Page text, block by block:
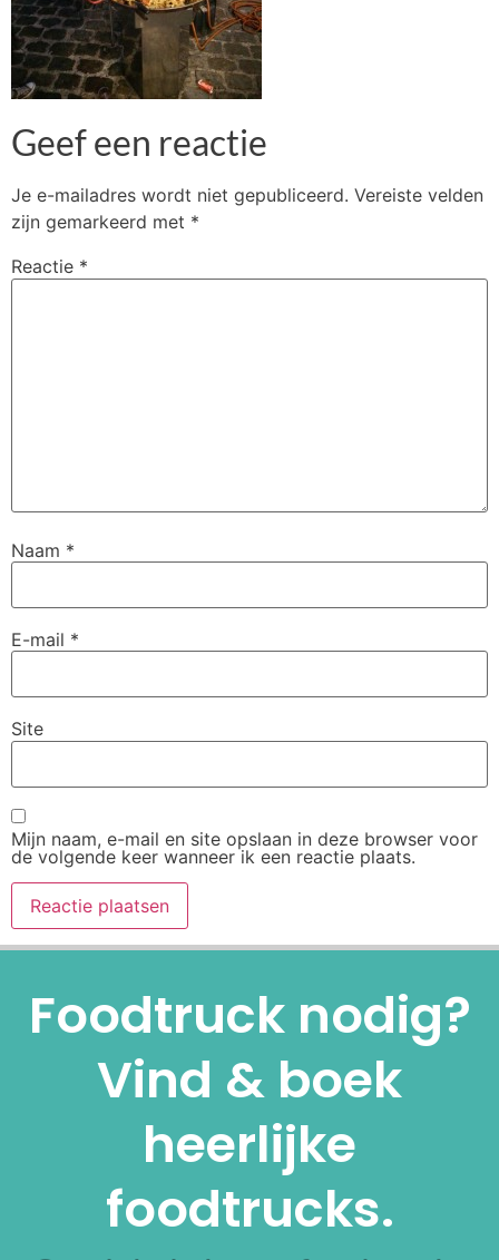
Geef een reactie
Je e-mailadres wordt niet gepubliceerd. Vereiste velden
zijn gemarkeerd met *
Reactie *
Naam *
E-mail *
Site
Mijn naam, e-mail en site opslaan in deze browser voor
de volgende keer wanneer ik een reactie plaats.
Foodtruck nodig?
Vind & boek
heerlijke
foodtrucks.